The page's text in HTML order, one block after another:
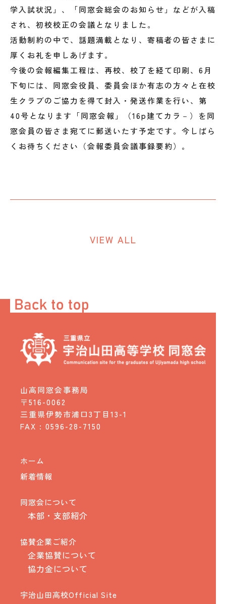
学入試状況」、「同窓会総会のお知らせ」などが入稿
され、初校校正の会議となりました。
活動制約の中で、話題満載となり、寄稿者の皆さまに
厚くお礼を申しあげます。
今後の会報編集工程は、再校、校了を経て印刷、6月
下旬には、同窓会役員、委員会ほか有志の方々と在校
生クラブのご協力を得て封入・発送作業を行い、第
40号となります「同窓会報」（16p建てカラ－）を同
窓会員の皆さま宛てに郵送いたす予定です。今しばら
くお待ちください（会報委員会議事録要約）。
VIEW ALL
山高同窓会事務局
〒516-0062
三重県伊勢市浦口3丁目13-1
FAX : 0596-28-7150
ホーム
新着情報
同窓会について
本部・支部紹介
協賛企業ご紹介
企業協賛について
協力金について
宇治山田高校Official Site